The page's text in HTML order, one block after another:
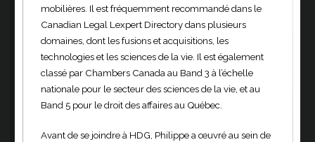
mobilières. Il est fréquemment recommandé dans le
Canadian Legal Lexpert Directory dans plusieurs
domaines, dont les fusions et acquisitions, les
technologies et les sciences de la vie. Il est également
classé par Chambers Canada au Band 3 à l’échelle
nationale pour le secteur des sciences de la vie, et au
Band 5 pour le droit des affaires au Québec.
Avant de se joindre à HDG, Philippe a œuvré au sein de